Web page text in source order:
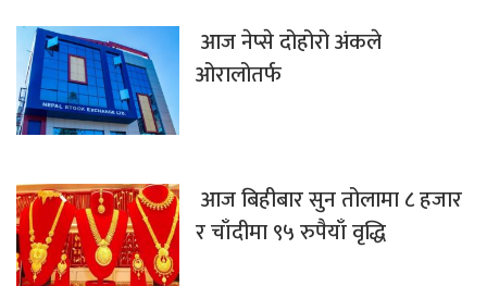
आज नेप्से दोहोरो अंकले
ओरालोतर्फ
आज बिहीबार सुन तोलामा ८ हजार
र चाँदीमा ९५ रुपैयाँ वृद्धि